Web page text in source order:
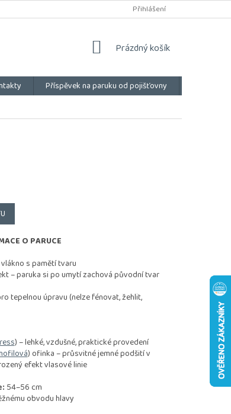
Přihlášení
NÁKUPNÍ
Prázdný košík
Příspěvek na paruku od pojišťovny
O PARUCE
s pamětí tvaru
– paruka si po umytí zachová původní tvar
tepelnou úpravu (nelze fénovat, žehlit,
) – lehké, vzdušné, praktické provedení
) ofinka – průsvitné jemné podšití v
efekt vlasové linie
54–56 cm
obvodu hlavy